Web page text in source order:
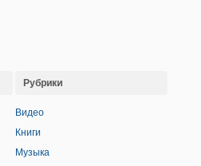
Рубрики
Видео
Книги
Музыка